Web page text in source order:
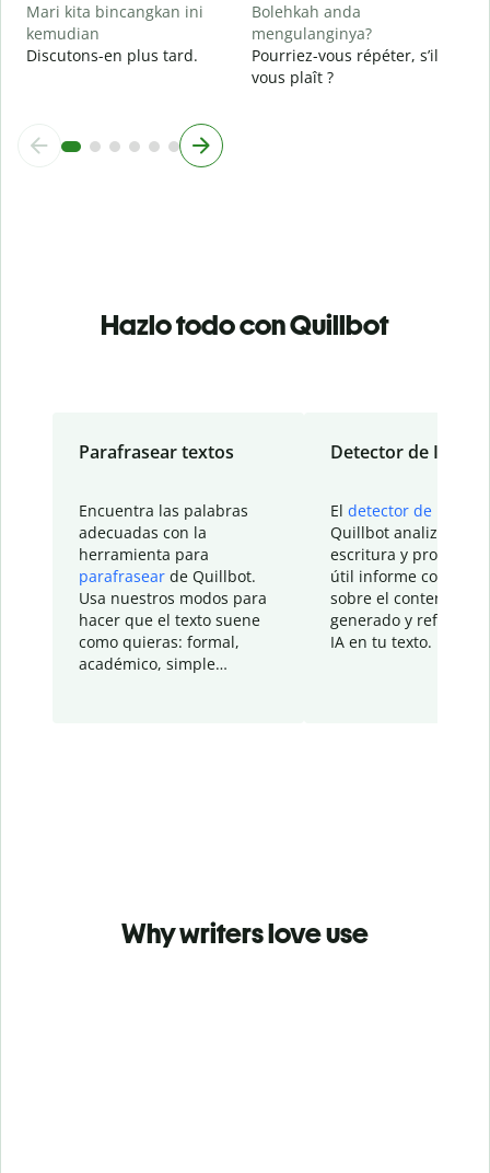
Mari kita bincangkan ini
kemudian
Discutons-en plus tard.
Bolehkah anda
mengulanginya?
Pourriez-vous répéter, s’il
vous plaît ?
Hazlo todo con Quillbot
Parafrasear textos
Encuentra las palabras
adecuadas con la
herramienta para
parafrasear de Quillbot.
Usa nuestros modos para
hacer que el texto suene
como quieras: formal,
académico, simple…
Detector de IA
El detector de IA
Quillbot analiza tu
escritura y
útil informe con
sobre el contenido
generado y refinado
IA en tu texto.
Why writers love use